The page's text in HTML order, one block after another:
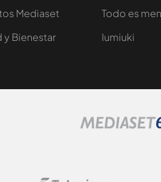
Mediaset
y Bienestar
Todo es
Iumiuki